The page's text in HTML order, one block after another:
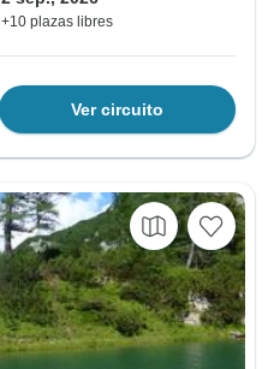
+10 plazas libres
Ver circuito